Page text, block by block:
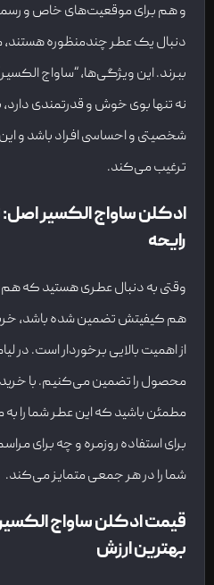
و هم برای موقعیت‌های خاص و
دنبال یک عطر چندمنظوره هستند،
ببرند. این ویژگی‌ها، “ساواج
نه تنها بوی خوش و قدرتمندی
شخصیتی و احساسی افراد باشد و این
ترغیب می‌کند.
ادکلن ساواج الکسیر اصل:
رایحه
وقتی به دنبال عطری هستید که هم
هم کیفیتش تضمین شده باشد،
از اهمیت بالایی برخوردار است. در
محصول را تضمین می‌کنیم. با خرید
مطمئن باشید که این عطر شما را
برای استفاده روزمره و چه برای
شما را در هر جمعی متمایز می‌کند.
قیمت ادکلن ساواج
بهترین ارزش